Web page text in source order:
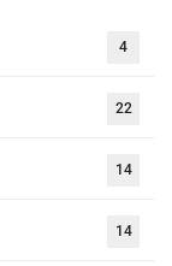
4
22
14
14